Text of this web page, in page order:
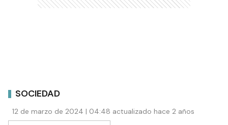
SOCIEDAD
12 de marzo de 2024 | 04:48 actualizado hace 2 años